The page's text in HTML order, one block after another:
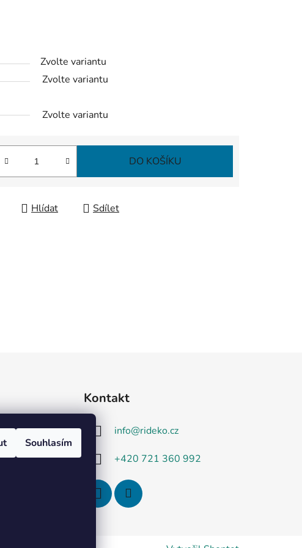
Souhlasím
Zvolte variantu
Zvolte variantu
Zvolte variantu
DO KOŠÍKU
Hlídat Sdílet
Kontakt
info@rideko.cz
+420 721 360 992